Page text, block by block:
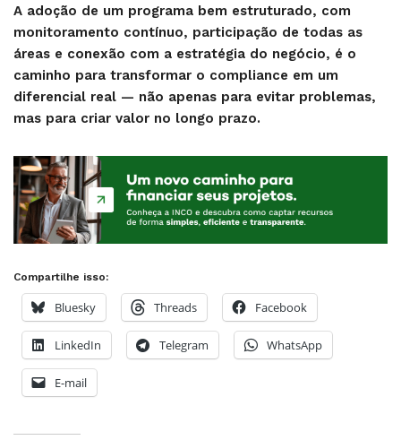
A adoção de um programa bem estruturado, com
monitoramento contínuo, participação de todas as
áreas e conexão com a estratégia do negócio, é o
caminho para transformar o compliance em um
diferencial real — não apenas para evitar problemas,
mas para criar valor no longo prazo.
Compartilhe isso:
Bluesky Threads Facebook
LinkedIn Telegram WhatsApp
E-mail